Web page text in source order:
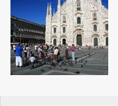
RUBRICHE
MUNICIPI